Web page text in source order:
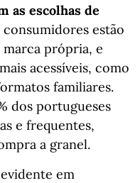
as escolhas de
consumidores estão
própria, e
acessíveis, como
familiares.
dos portugueses
e frequentes,
a granel.
em